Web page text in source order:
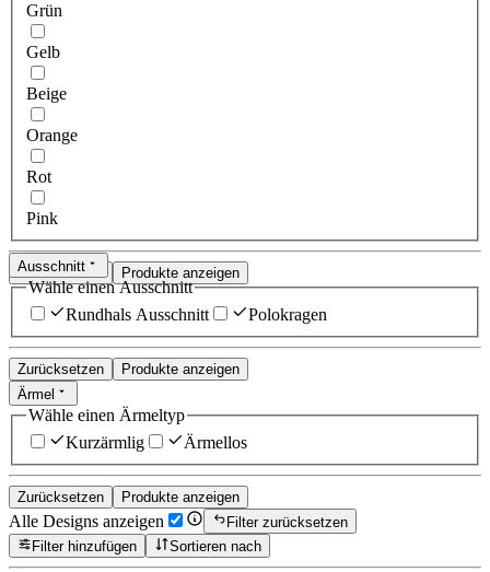
Grün
Gelb
Beige
Orange
Rot
Pink
Zurücksetzen Produkte anzeigen
Ausschnitt
Wähle einen Ausschnitt
Rundhals Ausschnitt
Polokragen
Zurücksetzen
Produkte anzeigen
Ärmel
Wähle einen Ärmeltyp
Kurzärmlig
Ärmellos
Zurücksetzen Produkte anzeigen
Alle Designs anzeigen
Filter zurücksetzen
Filter hinzufügen
Sortieren nach